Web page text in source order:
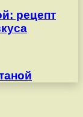
рецепт